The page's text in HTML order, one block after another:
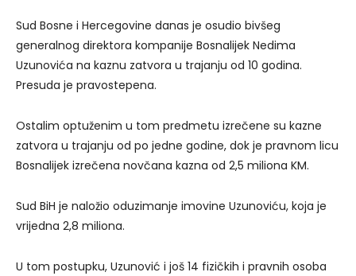
Sud Bosne i Hercegovine danas je osudio bivšeg
generalnog direktora kompanije Bosnalijek Nedima
Uzunovića na kaznu zatvora u trajanju od 10 godina.
Presuda je pravostepena.
Ostalim optuženim u tom predmetu izrečene su kazne
zatvora u trajanju od po jedne godine, dok je pravnom licu
Bosnalijek izrečena novčana kazna od 2,5 miliona KM.
Sud BiH je naložio oduzimanje imovine Uzunoviću, koja je
vrijedna 2,8 miliona.
U tom postupku, Uzunović i još 14 fizičkih i pravnih osoba